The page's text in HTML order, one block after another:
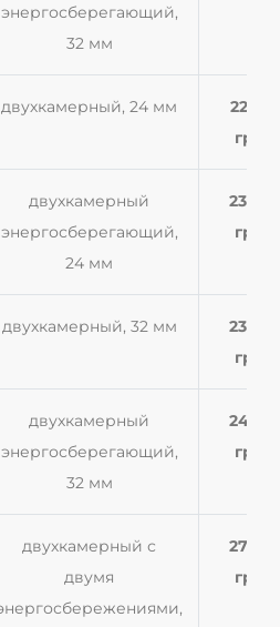
энергосберегающий,
32 мм
двухкамерный, 24 мм
2250
грн
двухкамерный
энергосберегающий,
24 мм
2340
грн
двухкамерный, 32 мм
2300
грн
двухкамерный
энергосберегающий,
32 мм
2480
грн
двухкамерный с
двумя
2700
грн